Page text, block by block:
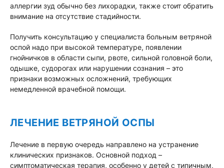
аллергии зуд обычно без лихорадки, также стоит обратить
внимание на отсутствие стадийности.
Получить консультацию у специалиста больным ветряной
оспой надо при высокой температуре, появлении
гнойничков в области сыпи, рвоте, сильной головной боли,
одышке, судорогах или нарушении сознания – это
признаки возможных осложнений, требующих
немедленной врачебной помощи.
ЛЕЧЕНИЕ ВЕТРЯНОЙ ОСПЫ
Лечение в первую очередь направлено на устранение
клинических признаков. Основной подход –
симптоматическая терапия, особенно у детей с типичным,